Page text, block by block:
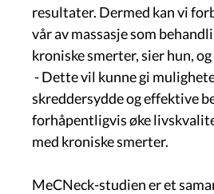
resultater. Dermed kan vi
vår av massasje som
kroniske smerter, sier hun,
- Dette vil kunne gi
skreddersydde og effektive
forhåpentligvis øke
med kroniske smerter.
MeCNeck-studien er et